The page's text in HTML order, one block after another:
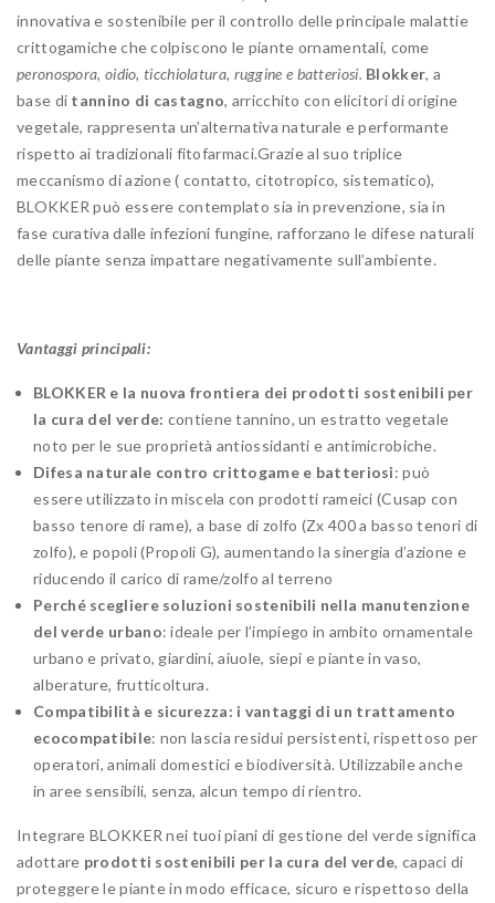
innovativa e sostenibile per il controllo delle principale malattie
crittogamiche che colpiscono le piante ornamentali, come
peronospora, oidio, ticchiolatura, ruggine e batteriosi. Blokker, a
base di tannino di castagno, arricchito con elicitori di origine
vegetale, rappresenta un’alternativa naturale e performante
rispetto ai tradizionali fitofarmaci.Grazie al suo triplice
meccanismo di azione ( contatto, citotropico, sistematico),
BLOKKER può essere contemplato sia in prevenzione, sia in
fase curativa dalle infezioni fungine, rafforzano le difese naturali
delle piante senza impattare negativamente sull’ambiente.
Vantaggi principali:
BLOKKER e la nuova frontiera dei prodotti sostenibili per
la cura del verde: contiene tannino, un estratto vegetale
noto per le sue proprietà antiossidanti e antimicrobiche.
Difesa naturale contro crittogame e batteriosi: può
essere utilizzato in miscela con prodotti rameici (Cusap con
basso tenore di rame), a base di zolfo (Zx 400 a basso tenori di
zolfo), e popoli (Propoli G), aumentando la sinergia d’azione e
riducendo il carico di rame/zolfo al terreno
Perché scegliere soluzioni sostenibili nella manutenzione
del verde urbano: ideale per l’impiego in ambito ornamentale
urbano e privato, giardini, aiuole, siepi e piante in vaso,
alberature, frutticoltura.
Compatibilità e sicurezza: i vantaggi di un trattamento
ecocompatibile: non lascia residui persistenti, rispettoso per
operatori, animali domestici e biodiversità. Utilizzabile anche
in aree sensibili, senza, alcun tempo di rientro.
Integrare BLOKKER nei tuoi piani di gestione del verde significa
adottare prodotti sostenibili per la cura del verde, capaci di
proteggere le piante in modo efficace, sicuro e rispettoso della